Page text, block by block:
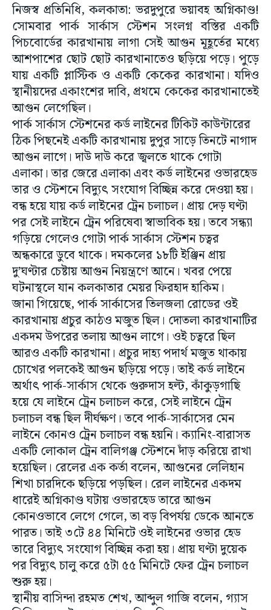
নিজস্ব প্রতিনিধি, কলকাতা: ভরদুপুরে ভয়াবহ অগ্নিকাণ্ড!
সোমবার পার্ক সার্কাস স্টেশন সংলগ্ন বস্তির একটি
পিচবোর্ডের কারখানায় লাগা সেই আগুন মূহূর্তের মধ্যে
আশপাশের ছোট ছোট কারখানাতেও ছড়িয়ে পড়ে। পুড়ে
যায় একটি প্লাস্টিক ও একটি কেকের কারখানা। যদিও
স্থানীয়দের একাংশের দাবি, প্রথমে কেকের কারখানাতেই
আগুন লেগেছিল।
পার্ক সার্কাস স্টেশনের কর্ড লাইনের টিকিট কাউন্টারের
ঠিক পিছনেই একটি কারখানায় দুপুর সাড়ে তিনটে নাগাদ
আগুন লাগে। দাউ দাউ করে জ্বলতে থাকে গোটা
এলাকা। তার জেরে এলাকা এবং কর্ড লাইনের ওভারহেড
তার ও স্টেশনে বিদ্যুৎ সংযোগ বিচ্ছিন্ন করে দেওয়া হয়।
বন্ধ হয়ে যায় কর্ড লাইনের ট্রেন চলাচল। প্রায় দেড় ঘণ্টা
পর সেই লাইনে ট্রেন পরিষেবা স্বাভাবিক হয়। তবে সন্ধ্যা
গড়িয়ে গেলেও গোটা পার্ক সার্কাস স্টেশন চত্বর
অন্ধকারে ডুবে থাকে। দমকলের ১৮টি ইঞ্জিন প্রায়
দু’ঘণ্টার চেষ্টায় আগুন নিয়ন্ত্রণে আনে। খবর পেয়ে
ঘটনাস্থলে যান কলকাতার মেয়র ফিরহাদ হাকিম।
জানা গিয়েছে, পার্ক সার্কাসের তিলজলা রোডের ওই
কারখানায় প্রচুর কাঠও মজুত ছিল। দোতলা কারখানাটির
একদম উপরের তলায় আগুন লাগে। ওই চত্বরে ছিল
আরও একটি কারখানা। প্রচুর দাহ্য পদার্থ মজুত থাকায়
চোখের পলকেই আগুন ছড়িয়ে পড়ে। তাই কর্ড লাইনে
অর্থাৎ পার্ক-সার্কাস থেকে গুরুদাস হল্ট, কাঁকুড়গাছি
হয়ে যে লাইনে ট্রেন চলাচল করে, সেই লাইনে ট্রেন
চলাচল বন্ধ ছিল দীর্ঘক্ষণ। তবে পার্ক-সার্কাসের মেন
লাইনে কোনও ট্রেন চলাচল বন্ধ হয়নি। ক্যানিং-বারাসত
একটি লোকাল ট্রেন বালিগঞ্জ স্টেশনে দাঁড় করিয়ে রাখা
হয়েছিল। রেলের এক কর্তা বলেন, আগুনের লেলিহান
শিখা চারদিকে ছড়িয়ে পড়ছিল। রেল লাইনের একদম
ধারেই অগ্নিকাণ্ড ঘটায় ওভারহেড তারে আগুন
কোনওভাবে লেগে গেলে, তা বড় বিপর্যয় ডেকে আনতে
পারত। তাই ৩টে ৪৪ মিনিটে ওই লাইনের ওভার হেড
তারে বিদ্যুৎ সংযোগ বিচ্ছিন্ন করা হয়। প্রায় ঘণ্টা দুয়েক
পর বিদ্যুৎ চালু করে ৫টা ৫৫ মিনিটে ফের ট্রেন চলাচল
শুরু হয়।
স্থানীয় বাসিন্দা রহমত শেখ, আব্দুল গাজি বলেন, গ্যাস